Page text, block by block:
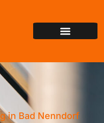
in Bad Nenndorf